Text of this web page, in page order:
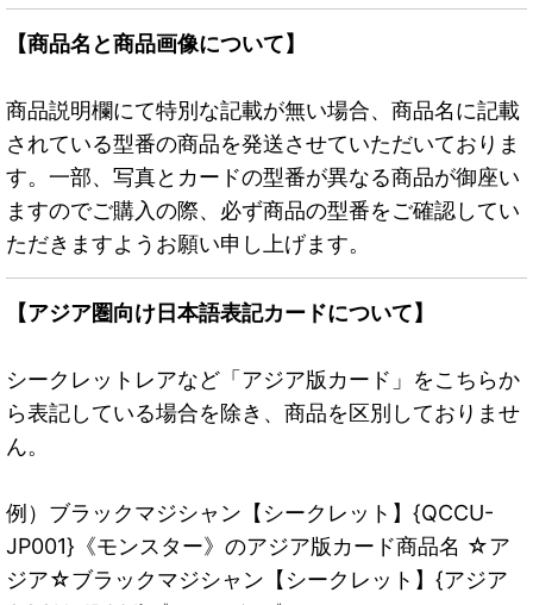
【商品名と商品画像について】
商品説明欄にて特別な記載が無い場合、商品名に記載
されている型番の商品を発送させていただいておりま
す。一部、写真とカードの型番が異なる商品が御座い
ますのでご購入の際、必ず商品の型番をご確認してい
ただきますようお願い申し上げます。
【アジア圏向け日本語表記カードについて】
シークレットレアなど「アジア版カード」をこちらか
ら表記している場合を除き、商品を区別しておりませ
ん。
例）ブラックマジシャン【シークレット】{QCCU-
JP001}《モンスター》のアジア版カード商品名 ☆ア
ジア☆ブラックマジシャン【シークレット】{アジア